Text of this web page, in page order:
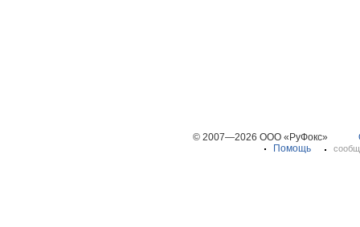
© 2007—2026 ООО «РуФокс»
Помощь